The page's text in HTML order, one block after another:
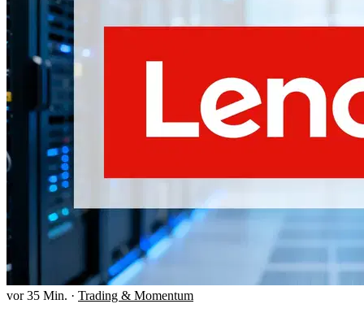
vor 35 Min. · Trading & Momentum